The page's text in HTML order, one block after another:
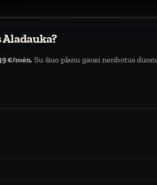
€/mėn. Su šiuo planu gausi neribotus